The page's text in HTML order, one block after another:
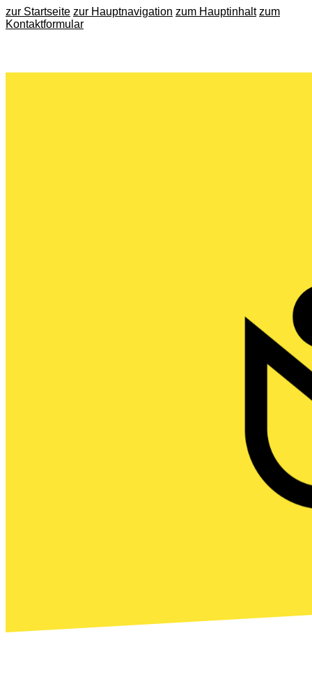
zur Startseite zur Hauptnavigation zum Hauptinhalt zum
Kontaktformular